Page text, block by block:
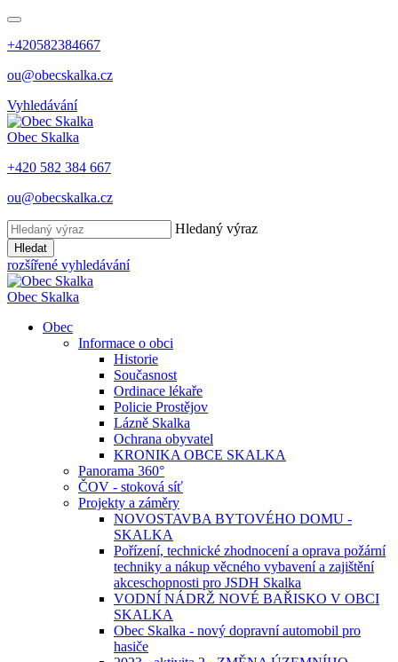
+420582384667
ou@obecskalka.cz
Vyhledávání
Obec Skalka
+420 582 384 667
ou@obecskalka.cz
Hledaný výraz
Hledat
rozšířené vyhledávání
Obec Skalka
Obec
Informace o obci
Historie
Současnost
Ordinace lékaře
Policie Prostějov
Lázně Skalka
Ochrana obyvatel
KRONIKA OBCE SKALKA
Panorama 360°
ČOV - stoková síť
Projekty a záměry
NOVOSTAVBA BYTOVÉHO DOMU -
SKALKA
Pořízení, technické zhodnocení a oprava požární
techniky a nákup věcného vybavení a zajištění
akceschopnosti pro JSDH Skalka
VODNÍ NÁDRŽ NOVÉ BAŘISKO V OBCI
SKALKA
Obec Skalka - nový dopravní automobil pro
hasiče